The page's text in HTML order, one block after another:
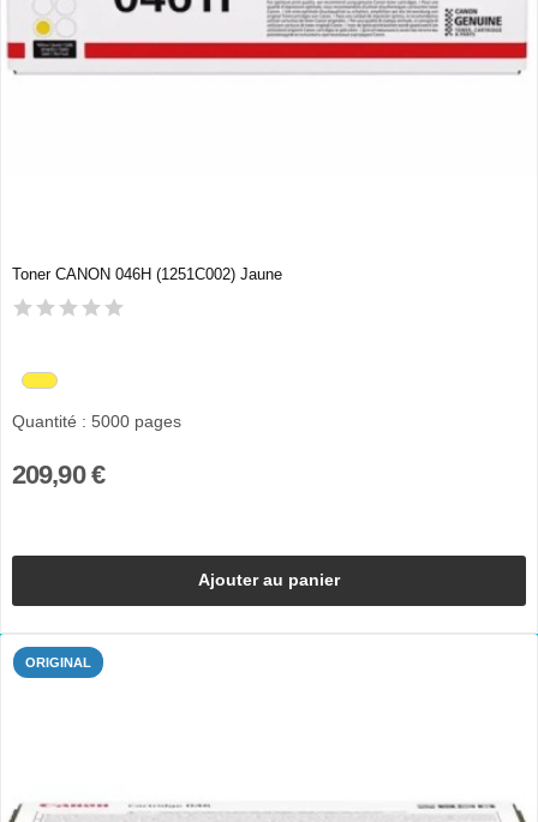
Toner CANON 046H (1251C002) Jaune
Quantité : 5000 pages
209,90 €
Ajouter au panier
ORIGINAL